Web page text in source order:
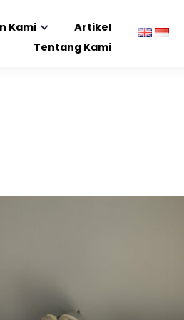
Kami
Artikel
Tentang Kami